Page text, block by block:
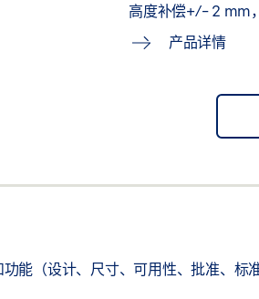
高度补偿+/- 2 mm
产品详情
功能（设计、尺寸、可用性、批准、